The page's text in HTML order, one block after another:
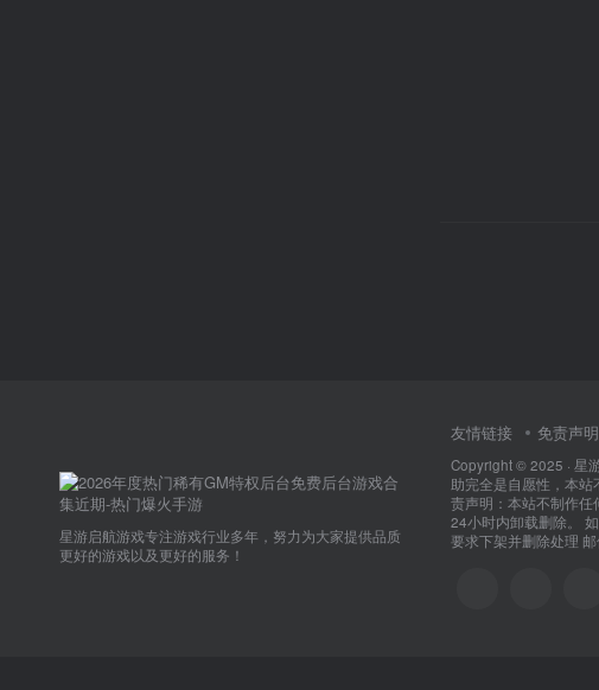
星游启航游戏专注游戏行业多年，努力为大家提供品质
更好的游戏以及更好的服务！
友情链接 免责声明
Copyright © 2025 · 星
助完全是自愿性，本
责声明：本站不制作
24小时内卸载删除。
要求下架并删除处理